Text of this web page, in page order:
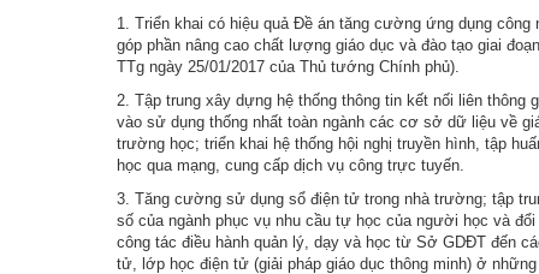
1. Triển khai có hiệu quả Đề án tăng cường ứng dụng
góp phần nâng cao chất lượng giáo dục và đào tạo giai
TTg ngày 25/01/2017 của Thủ tướng Chính phủ).
2. Tập trung xây dựng hệ thống thông tin kết nối liên
vào sử dụng thống nhất toàn ngành các cơ sở dữ liệu về
trường học; triển khai hệ thống hội nghị truyền hình, tập
học qua mạng, cung cấp dịch vụ công trực tuyến.
3. Tăng cường sử dụng sổ điện tử trong nhà trường; tập
số của ngành phục vụ nhu cầu tự học của người học và
công tác điều hành quản lý, dạy và học từ Sở GDĐT đến
tử, lớp học điện tử (giải pháp giáo dục thông minh) ở